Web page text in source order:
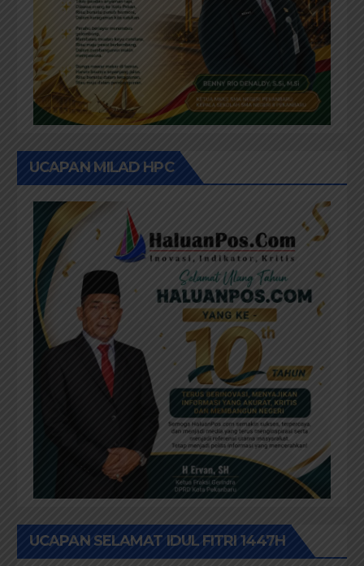
UCAPAN MILAD HPC
UCAPAN SELAMAT IDUL FITRI 1447H